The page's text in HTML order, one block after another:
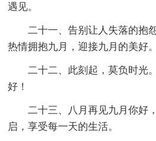
遇见。
二十一、告别让人失落的抱
热情拥抱九月，迎接九月的美好。
二十二、此刻起，莫负时光
好！
二十三、八月再见九月你好
启，享受每一天的生活。